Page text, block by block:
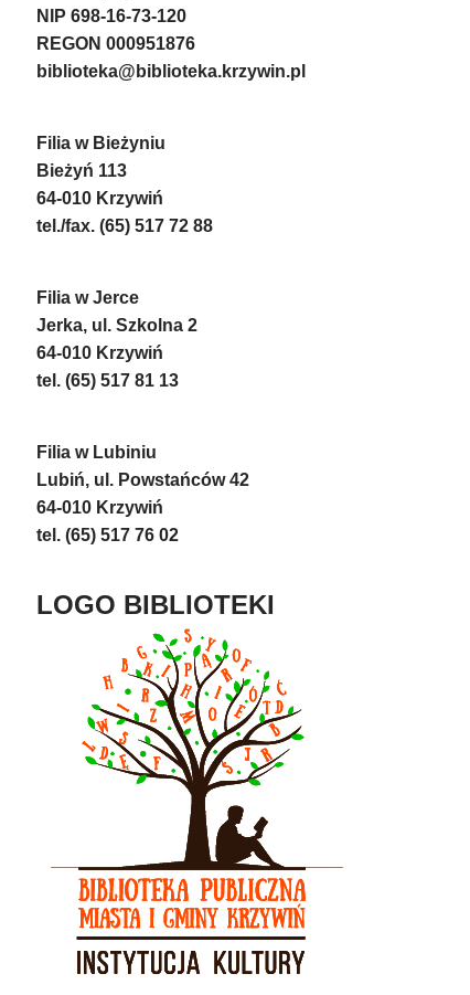
NIP 698-16-73-120
REGON 000951876
biblioteka@biblioteka.krzywin.pl
Filia w Bieżyniu
Bieżyń 113
64-010 Krzywiń
tel./fax. (65) 517 72 88
Filia w Jerce
Jerka, ul. Szkolna 2
64-010 Krzywiń
tel. (65) 517 81 13
Filia w Lubiniu
Lubiń, ul. Powstańców 42
64-010 Krzywiń
tel. (65) 517 76 02
LOGO BIBLIOTEKI